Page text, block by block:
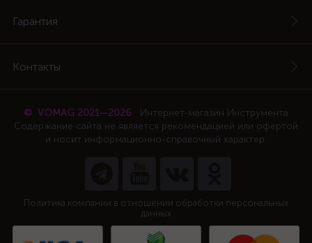
Гарантия
Контакты
© VOMAG 2021—2026
Интернет-магазин Инструмента
Содержание сайта не является рекомендацией или офертой
и носит информационно-справочный характер.
Политика компании в отношении обработки персональных
данных